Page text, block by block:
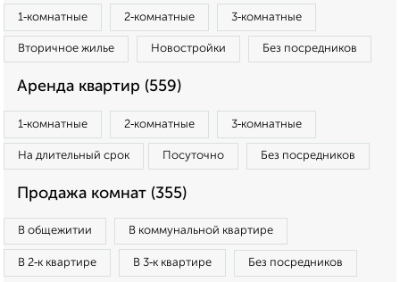
1‑комнатные 2‑комнатные 3‑комнатные
Вторичное жилье Новостройки Без посредников
Аренда квартир (559)
1‑комнатные 2‑комнатные 3‑комнатные
На длительный срок Посуточно Без посредников
Продажа комнат (355)
В общежитии В коммунальной квартире
В 2‑к квартире В 3‑к квартире Без посредников